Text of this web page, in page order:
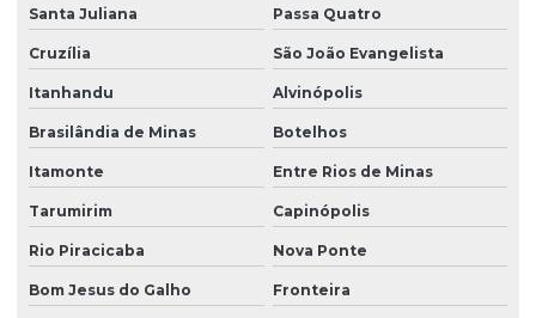
Santa Juliana Passa Quatro
Cruzília São João Evangelista
Itanhandu Alvinópolis
Brasilândia de Minas Botelhos
Itamonte Entre Rios de Minas
Tarumirim Capinópolis
Rio Piracicaba Nova Ponte
Bom Jesus do Galho Fronteira